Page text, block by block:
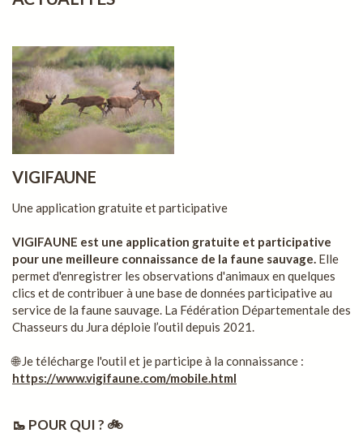
VIGIFAUNE
Une application gratuite et participative
VIGIFAUNE est une application gratuite et participative
pour une meilleure connaissance de la faune sauvage. Elle
permet d'enregistrer les observations d'animaux en quelques
clics et de contribuer à une base de données participative au
service de la faune sauvage. La Fédération Départementale des
Chasseurs du Jura déploie l’outil depuis 2021.
🌐 Je télécharge l'outil et je participe à la connaissance :
https://www.vigifaune.com/mobile.html
🥾 POUR QUI ? 🚲